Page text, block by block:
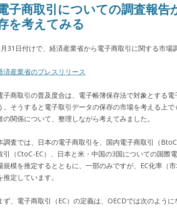
子商取引についての調査報告
を考えてみる
31日付けで、経済産業省から電子商取引に関する市場
済産業省のプレスリリース
子商取引の普及度合は、電子帳簿保存法で対象とする
。そうすると電子取引データの保存の市場を考える上
の関係について、整理しながら考えてみました。
調査では、日本の電子商取引を、国内電子商取引（
引（CtoC-EC）、日本と米・中国の3国についての国際
規模を推定するとともに、一部のみですが、EC化率（
推定しています。
ず、電子商取引（EC）の定義は、OECDでは次のように